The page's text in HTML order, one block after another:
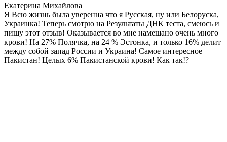
Екатерина Михайлова
Я Всю жизнь была уверенна что я Русская, ну или Белоруска,
Украинка! Теперь смотрю на Результаты ДНК теста, смеюсь и
пишу этот отзыв! Оказывается во мне намешано очень много
крови! На 27% Полячка, на 24 % Эстонка, и только 16% делит
между собой запад России и Украина! Самое интересное
Пакистан! Целых 6% Пакистанской крови! Как так!?